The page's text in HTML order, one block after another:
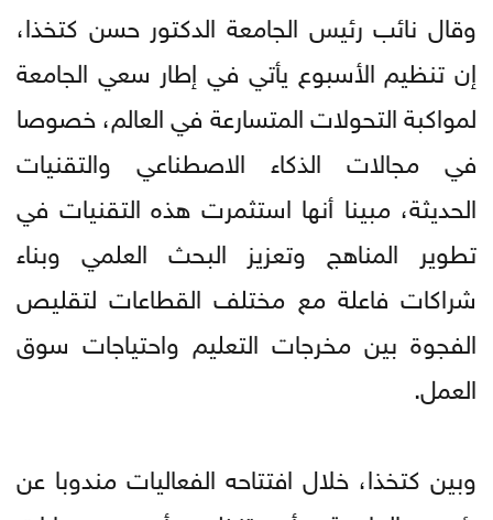
وقال نائب رئيس الجامعة الدكتور حسن كتخذا،
إن تنظيم الأسبوع يأتي في إطار سعي الجامعة
لمواكبة التحولات المتسارعة في العالم، خصوصا
في مجالات الذكاء الاصطناعي والتقنيات
الحديثة، مبينا أنها استثمرت هذه التقنيات في
تطوير المناهج وتعزيز البحث العلمي وبناء
شراكات فاعلة مع مختلف القطاعات لتقليص
الفجوة بين مخرجات التعليم واحتياجات سوق
العمل.
وبين كتخذا، خلال افتتاحه الفعاليات مندوبا عن